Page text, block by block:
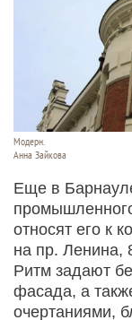
Модерн.
Анна Зайкова
Еще в
относят его к
на пр. Ленина,
Ритм задают
фасада, а
очертаниями,